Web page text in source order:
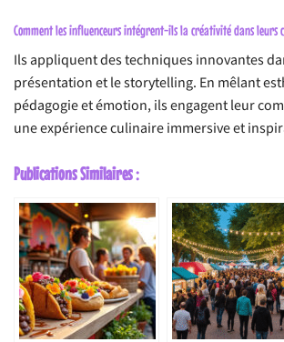
Comment les influenceurs intégrent-ils la créativité dans leurs
Ils appliquent des techniques innovantes
présentation et le storytelling. En mêlant
pédagogie et émotion, ils engagent leur
une expérience culinaire immersive et
Publications Similaires :